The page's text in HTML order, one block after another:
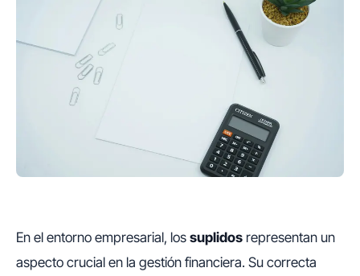
En el entorno empresarial, los suplidos representan un
aspecto crucial en la gestión financiera. Su correcta